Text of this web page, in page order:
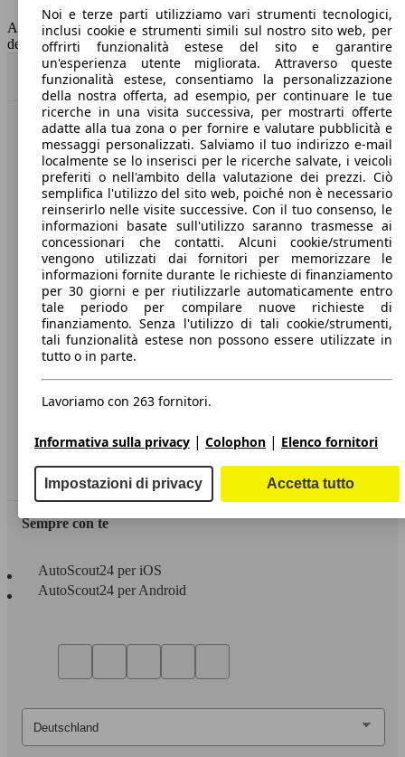
Capacità del serbatoio
41 l
AutoScout24 non si assume alcuna responsabilità per la correttezza
dei dati.
Torna su
Benvenuti su AutoScout24, il mercato auto europeo.
Società
A proposito di AutoScout24
Stampa
Media
Condizioni generali
Informazioni
Privacy
Dichiarazione di Accessibilità
Servizi
Area rivenditori
Sempre con te
AutoScout24 per iOS
AutoScout24 per Android
Noi e terze parti utilizziamo vari strumenti tecnologici,
inclusi cookie e strumenti simili sul nostro sito web, per
offrirti funzionalità estese del sito e garantire
un'esperienza utente migliorata. Attraverso queste
funzionalità estese, consentiamo la personalizzazione
della nostra offerta, ad esempio, per continuare le tue
ricerche in una visita successiva, per mostrarti offerte
adatte alla tua zona o per fornire e valutare pubblicità e
messaggi personalizzati. Salviamo il tuo indirizzo e-mail
localmente se lo inserisci per le ricerche salvate, i veicoli
preferiti o nell'ambito della valutazione dei prezzi. Ciò
semplifica l'utilizzo del sito web, poiché non è necessario
reinserirlo nelle visite successive. Con il tuo consenso, le
informazioni basate sull'utilizzo saranno trasmesse ai
concessionari che contatti. Alcuni cookie/strumenti
vengono utilizzati dai fornitori per memorizzare le
informazioni fornite durante le richieste di finanziamento
per 30 giorni e per riutilizzarle automaticamente entro
tale periodo per compilare nuove richieste di
finanziamento. Senza l'utilizzo di tali cookie/strumenti,
tali funzionalità estese non possono essere utilizzate in
tutto o in parte.
Lavoriamo con 263 fornitori.
Informativa sulla privacy | Colophon | Elenco fornitori
Impostazioni di privacy Accetta tutto